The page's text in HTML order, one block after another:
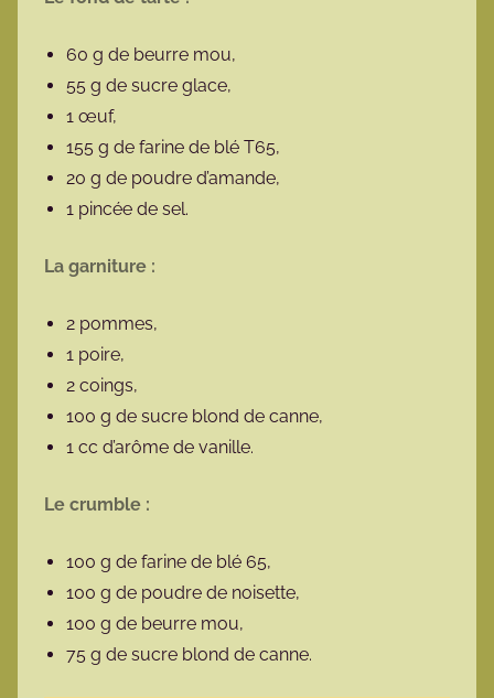
60 g de beurre mou,
55 g de sucre glace,
1 œuf,
155 g de farine de blé T65,
20 g de poudre d’amande,
1 pincée de sel.
La garniture :
2 pommes,
1 poire,
2 coings,
100 g de sucre blond de canne,
1 cc d’arôme de vanille.
Le crumble :
100 g de farine de blé 65,
100 g de poudre de noisette,
100 g de beurre mou,
75 g de sucre blond de canne.